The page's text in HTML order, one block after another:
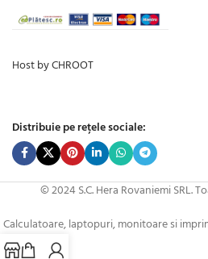
Host by CHROOT
Distribuie pe rețele sociale:
© 2024 S.C. Hera Rovaniemi SRL.
Calculatoare, laptopuri, monitoare si